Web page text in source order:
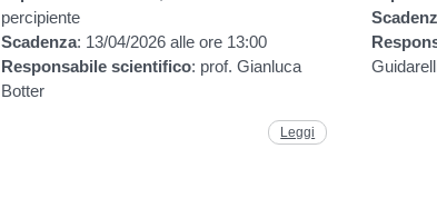
percipiente
Scadenza: 13/04/2026 alle ore 13:00
Responsabile scientifico: prof. Gianluca
Botter
Leggi